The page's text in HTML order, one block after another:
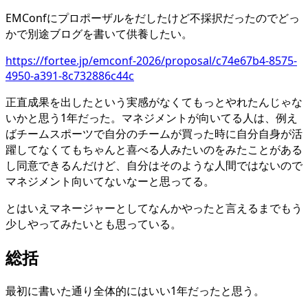
EMConfにプロポーザルをだしたけど不採択だったのでどっ
かで別途ブログを書いて供養したい。
https://fortee.jp/emconf-2026/proposal/c74e67b4-8575-
4950-a391-8c732886c44c
正直成果を出したという実感がなくてもっとやれたんじゃな
いかと思う1年だった。マネジメントが向いてる人は、例え
ばチームスポーツで自分のチームが買った時に自分自身が活
躍してなくてもちゃんと喜べる人みたいのをみたことがある
し同意できるんだけど、自分はそのような人間ではないので
マネジメント向いてないなーと思ってる。
とはいえマネージャーとしてなんかやったと言えるまでもう
少しやってみたいとも思っている。
総括
最初に書いた通り全体的にはいい1年だったと思う。